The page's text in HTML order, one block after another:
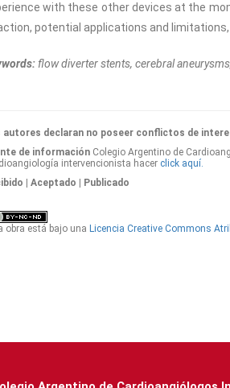
with these other devices at the
potential applications and
flow diverter stents, cerebral
autores declaran no poseer conflictos de
de información Colegio Argentino de
intervencionista hacer click aquí.
| Aceptado | Publicado
obra está bajo una Licencia Creative Commons